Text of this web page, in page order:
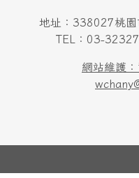
地址：338027桃園
TEL：03-
網站維護